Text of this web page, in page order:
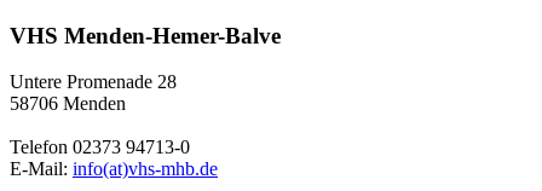
VHS Menden-Hemer-Balve
Untere Promenade 28
58706 Menden
Telefon 02373 94713-0
E-Mail: info(at)vhs-mhb.de